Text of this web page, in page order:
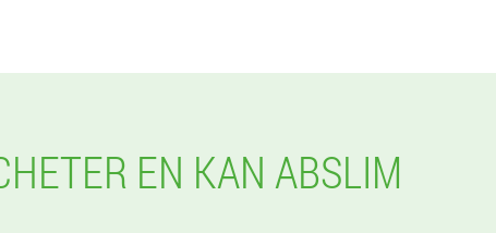
EN KAN ABSLIM